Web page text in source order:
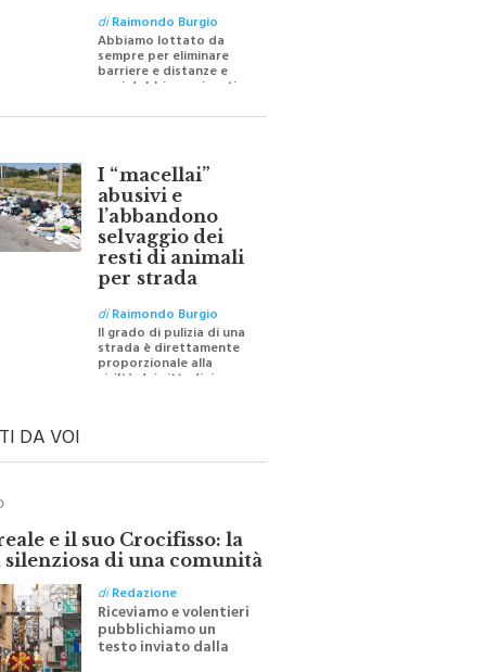
diRaimondo Burgio
Abbiamo lottato da
sempre per eliminare
barriere e distanze e
oggi dobbiamo ripartire
I “macellai”
abusivi e
l’abbandono
selvaggio dei
resti di animali
per strada
diRaimondo Burgio
Il grado di pulizia di una
strada è direttamente
proporzionale alla
civiltà dei cittadini
DA VOI
e il suo Crocifisso: la
di una comunità
diRedazione
Riceviamo e volentieri
pubblichiamo un
testo inviato dalla
scrittrice monrealese